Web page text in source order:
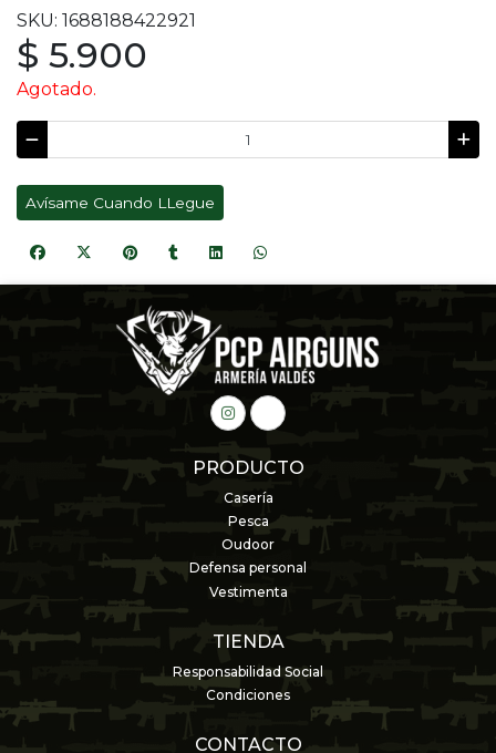
SKU: 1688188422921
$ 5.900
Agotado.
Avísame Cuando LLegue
PRODUCTO
Casería
Pesca
Oudoor
Defensa personal
Vestimenta
TIENDA
Responsabilidad Social
Condiciones
CONTACTO